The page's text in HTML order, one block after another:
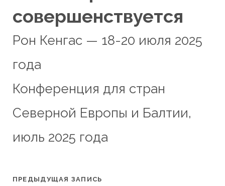
совершенствуется
Рон Кенгас — 18-20 июля 2025
года
Конференция для стран
Северной Европы и Балтии,
июль 2025 года
ПРЕДЫДУЩАЯ ЗАПИСЬ